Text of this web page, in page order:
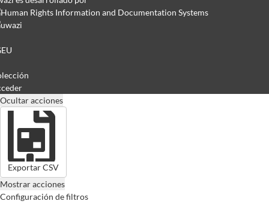
Ocultar acciones
Exportar CSV
Mostrar acciones
Configuración de filtros